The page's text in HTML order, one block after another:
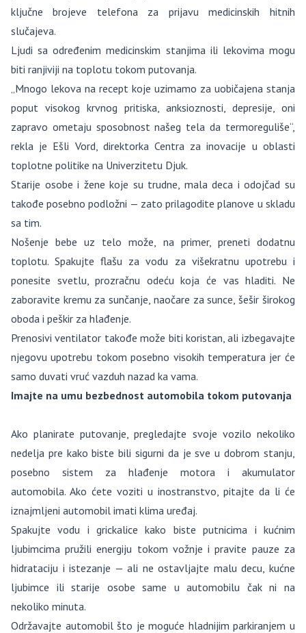
ključne brojeve telefona za prijavu medicinskih hitnih
slučajeva.
Ljudi sa određenim medicinskim stanjima ili lekovima mogu
biti ranjiviji na toplotu tokom putovanja.
„Mnogo lekova na recept koje uzimamo za uobičajena stanja
poput visokog krvnog pritiska, anksioznosti, depresije, oni
zapravo ometaju sposobnost našeg tela da termoreguliše“,
rekla je Ešli Vord, direktorka Centra za inovacije u oblasti
toplotne politike na Univerzitetu Djuk.
Starije osobe i žene koje su trudne, mala deca i odojčad su
takođe posebno podložni — zato prilagodite planove u skladu
sa tim.
Nošenje bebe uz telo može, na primer, preneti dodatnu
toplotu. Spakujte flašu za vodu za višekratnu upotrebu i
ponesite svetlu, prozračnu odeću koja će vas hladiti. Ne
zaboravite kremu za sunčanje, naočare za sunce, šešir širokog
oboda i peškir za hlađenje.
Prenosivi ventilator takođe može biti koristan, ali izbegavajte
njegovu upotrebu tokom posebno visokih temperatura jer će
samo duvati vruć vazduh nazad ka vama.
Imajte na umu bezbednost automobila tokom putovanja
Ako planirate putovanje, pregledajte svoje vozilo nekoliko
nedelja pre kako biste bili sigurni da je sve u dobrom stanju,
posebno sistem za hlađenje motora i akumulator
automobila. Ako ćete voziti u inostranstvo, pitajte da li će
iznajmljeni automobil imati klima uređaj.
Spakujte vodu i grickalice kako biste putnicima i kućnim
ljubimcima pružili energiju tokom vožnje i pravite pauze za
hidrataciju i istezanje — ali ne ostavljajte malu decu, kućne
ljubimce ili starije osobe same u automobilu čak ni na
nekoliko minuta.
Održavajte automobil što je moguće hladnijim parkiranjem u